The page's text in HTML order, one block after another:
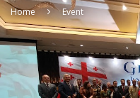
Home Event